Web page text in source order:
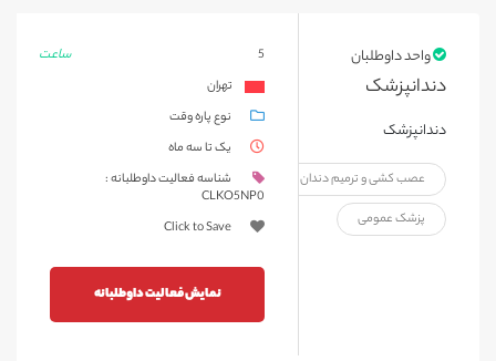
واحد داوطلبان
دندانپزشک
دندانپزشک
عصب کشی و ترمیم دندان
دستیار دندانپزشک
پزشک عمومی
ساعت
5
تهران
نوع پاره وقت
یک تا سه ماه
شناسه فعالیت داوطلبانه :
CLKO5NP0
Click to Save
نمایش فعالیت داوطلبانه